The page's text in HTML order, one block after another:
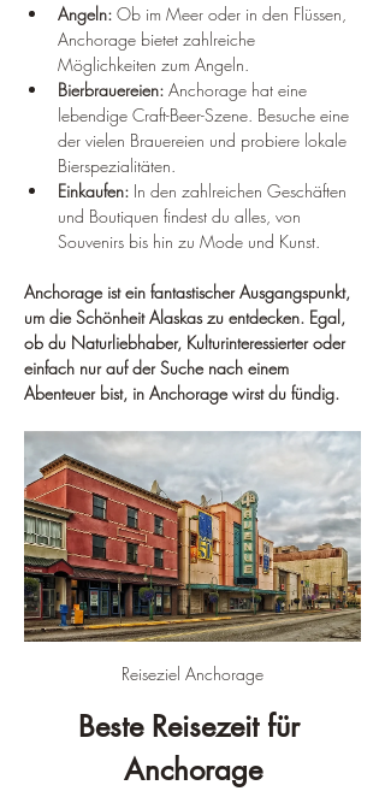
Angeln: Ob im Meer oder in den Flüssen,
Anchorage bietet zahlreiche
Möglichkeiten zum Angeln.
Bierbrauereien: Anchorage hat eine
lebendige Craft-Beer-Szene. Besuche eine
der vielen Brauereien und probiere lokale
Bierspezialitäten.
Einkaufen: In den zahlreichen Geschäften
und Boutiquen findest du alles, von
Souvenirs bis hin zu Mode und Kunst.
Anchorage ist ein fantastischer Ausgangspunkt,
um die Schönheit Alaskas zu entdecken. Egal,
ob du Naturliebhaber, Kulturinteressierter oder
einfach nur auf der Suche nach einem
Abenteuer bist, in Anchorage wirst du fündig.
Reiseziel Anchorage
Beste Reisezeit für
Anchorage